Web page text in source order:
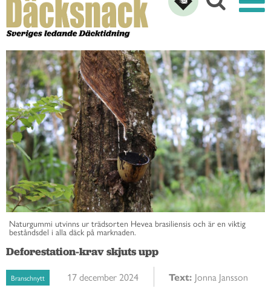
Naturgummi utvinns ur trädsorten Hevea brasiliensis och är en viktig
beståndsdel i alla däck på marknaden.
Deforestation-krav skjuts upp
Branschnytt 17 december 2024 Text: Jonna Jansson